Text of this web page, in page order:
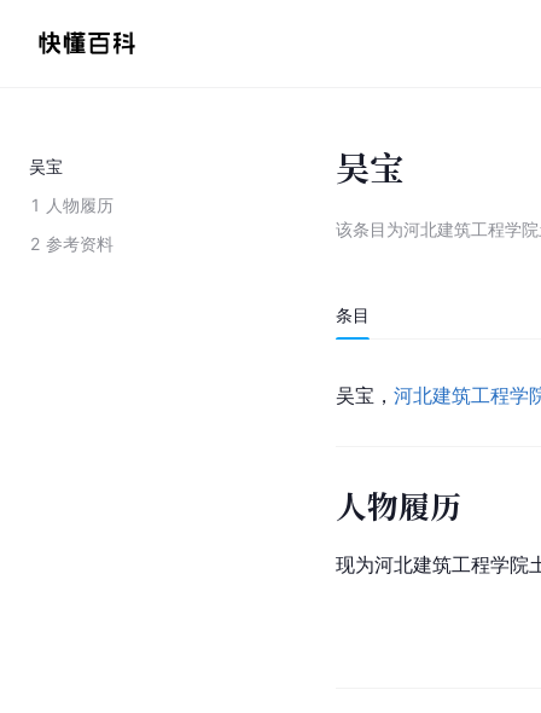
吴宝
1 人物履历
2 参考资料
吴宝
该条目为河北建筑工程学
条目
吴宝， 河北建筑工程学
人物履历
现为河北建筑工程学院